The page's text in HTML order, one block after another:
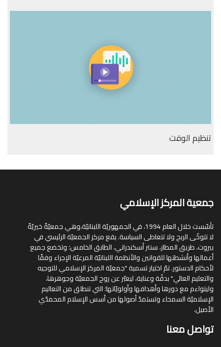
تنظيم الوقت
جمعية المركز الإسلامي
تأسّست خلال العام 1994، في الجمهوريّة اللبنانيّة،وهي جمعيّةٌ خيريّةٌ
لا تتوخّى الربح ولا تتعاطى السياسة. يقع مركز الجمعيّة الرئيسي في
بيروت، طريق المطار، سنتر أسكندراني، الطابق الخامس؛ وتخضع جميع
أعمالها وأنشطتها للقوانين والأنظمة اللبنانيّة المرعيّة الإجراء وفقًا
لأحكام الدستور. تمّ اختيار تسمية "جمعيّة المركز الإسلامي للتوجيه
والتعليم العالي" بدقّة وعناية، ليعبّر عن روح الجمعيّة وجوهرها،
وليتواءم مع دورها وأهدافها وأولويّاتها؛ التي تنطلق من التعاليم
الإسلاميّة السمحاء وتستمدّ أصولها من أسس الإسلام المحمدّي
الأصيل.
تواصل معنا